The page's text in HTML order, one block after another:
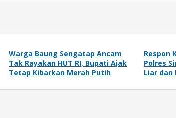
Warga Baung Sengatap Ancam
Tak Rayakan HUT RI, Bupati Ajak
Tetap Kibarkan Merah Putih
Respon
Polres
Liar dan